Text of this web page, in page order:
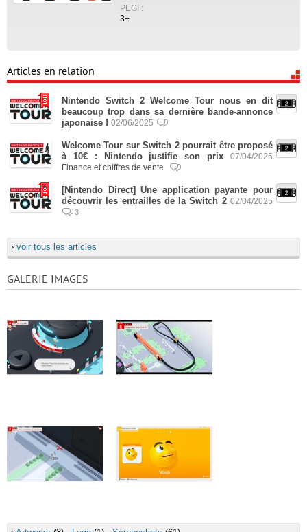
PEGI :
3+
Articles en relation
Nintendo Switch 2 Welcome Tour nous en dit
beaucoup trop dans sa dernière bande-annonce
japonaise ! 02/06/2025
Welcome Tour sur Switch 2 pourrait être proposé
à 10€ : Nintendo justifie son prix
07/04/2025
Finance et chiffres de vente
[Nintendo Direct] Une application payante pour
découvrir les entrailles de la Switch 2 02/04/2025
3
› voir tous les articles
GALERIE IMAGES